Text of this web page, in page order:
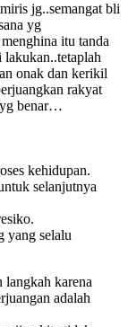
jg..semangat bli
yg
itu tanda
onak dan kerikil
rakyat
yg benar…
kehidupan.
selanjutnya
yang selalu
karena
adalah